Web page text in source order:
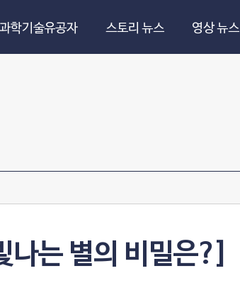
과학기술유공자 스토리 뉴스 영상 뉴스
나는 별의 비밀은?]